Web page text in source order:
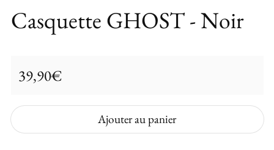
Casquette GHOST - Noir
Prix ​​régulier
39,90€
Ajouter au panier